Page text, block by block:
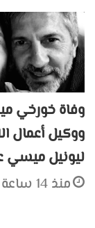
وفاة خورخي
ووكيل أعمال
ليونيل ميسي عن 68
منذ 14 ساعة